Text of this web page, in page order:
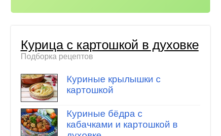
Курица с картошкой в духовке
Подборка рецептов
Куриные крылышки с
картошкой
Куриные бёдра с
кабачками и картошкой в